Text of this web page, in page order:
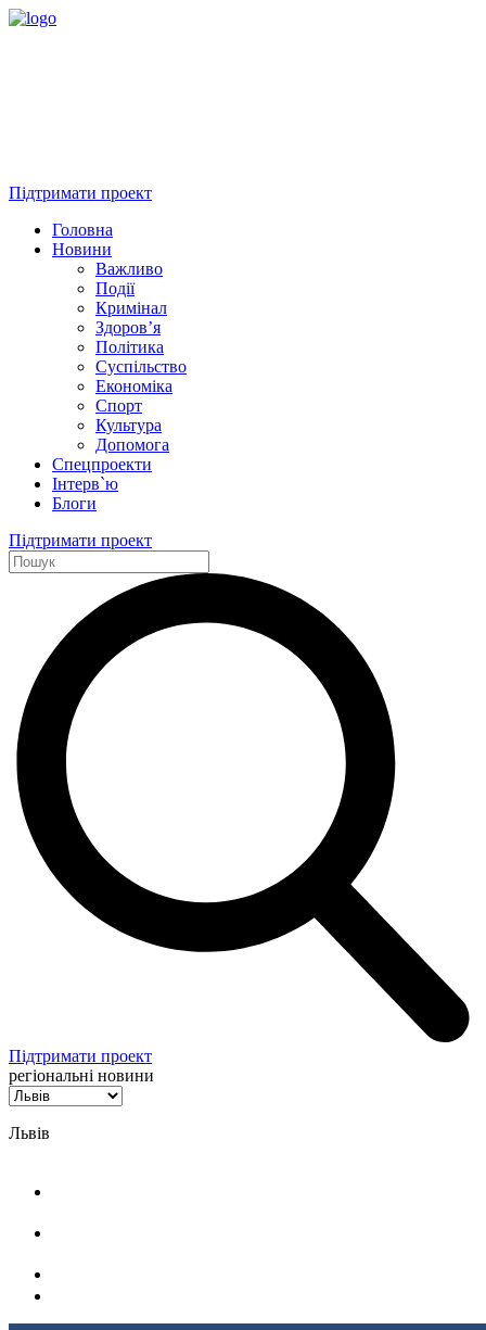
Підтримати проект
Головна
Новини
Важливо
Події
Кримінал
Здоров’я
Політика
Суспільство
Економіка
Спорт
Культура
Допомога
Спецпроекти
Інтерв`ю
Блоги
Підтримати проект
Підтримати проект
регіональні новини
Львів